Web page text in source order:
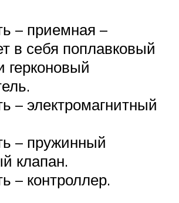
– приемная –
в себя поплавковый
герконовый
– электромагнитный
– пружинный
клапан.
– контроллер.